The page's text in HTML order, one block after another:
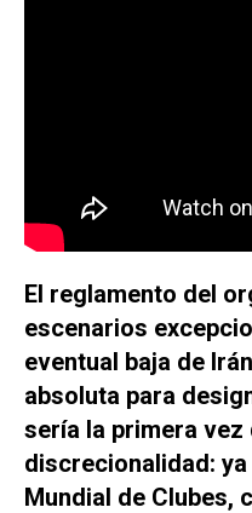
El reglamento del
escenarios
eventual baja de
absoluta para
sería la primera vez
discrecionalidad:
Mundial de Clubes,